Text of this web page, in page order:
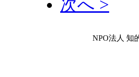
次へ >
NPO法人 知